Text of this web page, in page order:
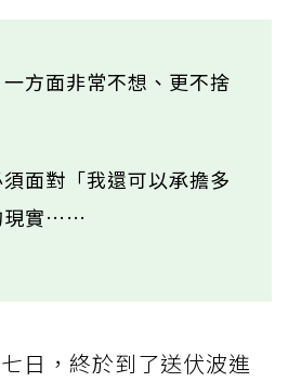
方面非常不想、更不捨
面對「我還可以承擔多
現實……
日，終於到了送伏波進